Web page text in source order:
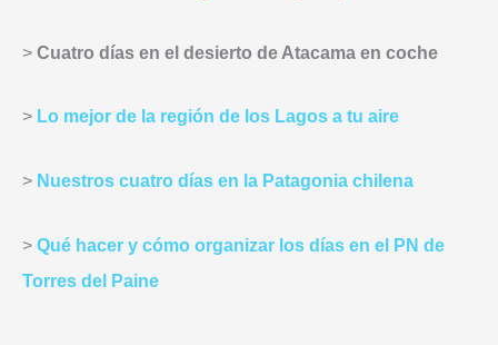
> Cuatro días en el desierto de Atacama en coche
> Lo mejor de la región de los Lagos a tu aire
> Nuestros cuatro días en la Patagonia chilena
> Qué hacer y cómo organizar los días en el PN de
Torres del Paine